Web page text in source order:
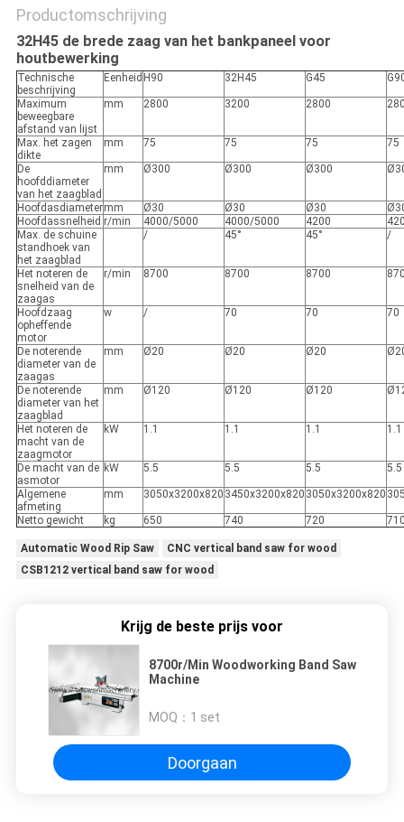
Productomschrijving
32H45 de brede zaag van het bankpaneel voor
houtbewerking
Technische
beschrijving
Eenheid H90 32H45 G45
Maximum
beweegbare
afstand van lijst
mm 2800 3200 2800
Max. het zagen
dikte
mm 75 75 75 75
De
hoofddiameter
van het zaagblad
mm Ø300 Ø300 Ø300
Hoofdasdiametermm Ø30 Ø30 Ø30
Hoofdassnelheid r/min 4000/5000 4000/5000 4200
Max. de schuine
standhoek van
het zaagblad
/ 45° 45° /
Het noteren de
snelheid van de
zaagas
r/min 8700 8700 8700
Hoofdzaag
opheffende
motor
w / 70 70 70
De noterende
diameter van de
zaagas
mm Ø20 Ø20 Ø20
De noterende
diameter van het
zaagblad
mm Ø120 Ø120 Ø120
Het noteren de
macht van de
zaagmotor
kW 1.1 1.1 1.1 1.1
De macht van de
asmotor
kW 5.5 5.5 5.5 5.5
Algemene
afmeting
mm 3050x3200x820 3450x3200x820 3050x3200x820
Netto gewicht kg 650 740 720
Automatic Wood Rip Saw
CNC vertical band saw for wood
CSB1212 vertical band saw for wood
Krijg de beste prijs voor
8700r/Min Woodworking Band Saw
Machine
MOQ： 1 set
Doorgaan